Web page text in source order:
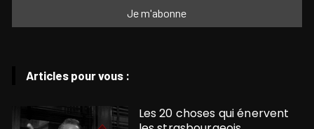
Articles pour vous :
Les 20 choses qui énervent